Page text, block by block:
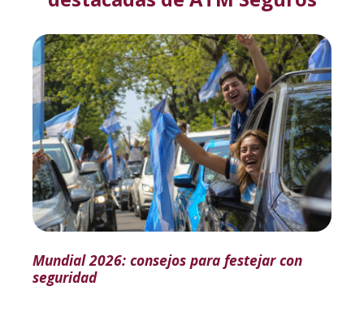
Mundial 2026: consejos para festejar con
seguridad